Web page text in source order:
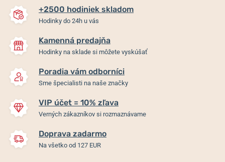
+2500 hodiniek skladom
Hodinky do 24h u vás
Kamenná predajňa
Hodinky na sklade si môžete vyskúšať
Poradia vám odborníci
Sme špecialisti na naše značky
VIP účet = 10% zľava
Verných zákazníkov si rozmaznávame
Doprava zadarmo
Na všetko od 127 EUR